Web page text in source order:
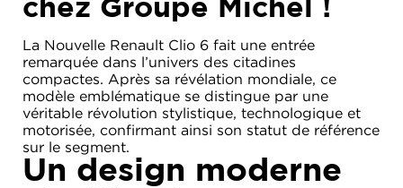
chez Groupe Michel !
La Nouvelle Renault Clio 6 fait une entrée
remarquée dans l’univers des citadines
compactes. Après sa révélation mondiale, ce
modèle emblématique se distingue par une
véritable révolution stylistique, technologique et
motorisée, confirmant ainsi son statut de référence
sur le segment.
Un design moderne